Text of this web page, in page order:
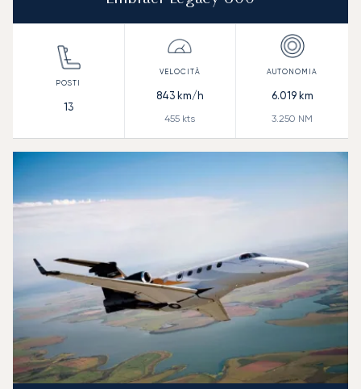
13
843km/h
455 kts
6.019km
3.250 NM